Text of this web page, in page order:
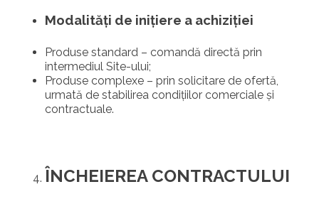
Modalități de inițiere a achiziției
Produse standard – comandă directă prin
intermediul Site-ului;
Produse complexe – prin solicitare de ofertă,
urmată de stabilirea condițiilor comerciale și
contractuale.
ÎNCHEIEREA CONTRACTULUI